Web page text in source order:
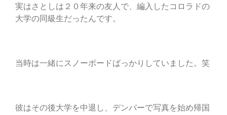
実はさとしは２０年来の友人で、編入したコロラドの
大学の同級生だったんです。
当時は一緒にスノーボードばっかりしていました。笑
彼はその後大学を中退し、デンバーで写真を始め帰国